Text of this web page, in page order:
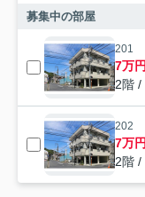
募集中の部屋
201
7万円
2階 /
202
7万円
2階 /